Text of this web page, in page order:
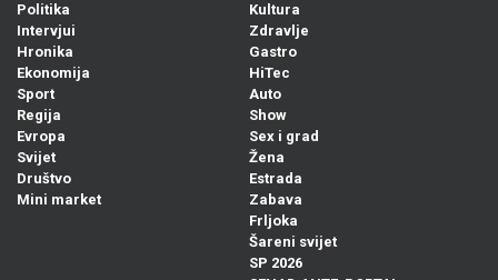
Politika
Intervjui
Hronika
Ekonomija
Sport
Regija
Evropa
Svijet
Društvo
Mini market
Kultura
Zdravlje
Gastro
HiTec
Auto
Show
Sex i grad
Žena
Estrada
Zabava
Frljoka
Šareni svijet
SP 2026